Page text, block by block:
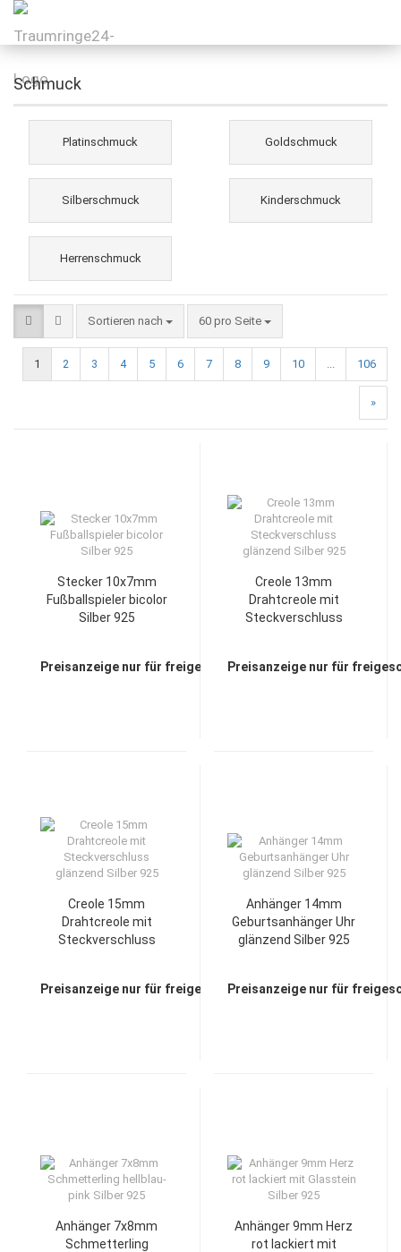
Schmuck
Platinschmuck Goldschmuck
Silberschmuck Kinderschmuck
Herrenschmuck
Sortieren nach 60 pro Seite
1 2 3 4 5 6 7 8 9 10 ... 106
»
Stecker 10x7mm
Fußballspieler bicolor
Silber 925
Preisanzeige nur für freigeschaltete Kunden
Creole 13mm
Drahtcreole mit
Steckverschluss
Preisanzeige nur für
Creole 15mm
Drahtcreole mit
Steckverschluss
Preisanzeige nur für freigeschaltete Kunden
Anhänger 14mm
Geburtsanhänger Uhr
glänzend Silber 925
Preisanzeige nur für
Anhänger 7x8mm
Schmetterling
Anhänger 9mm Herz
rot lackiert mit